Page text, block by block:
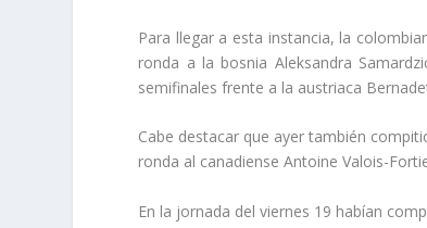
Para llegar a esta instancia, la
ronda a la bosnia Aleksandra
semifinales frente a la austriaca
Cabe destacar que ayer también
ronda al canadiense Antoine Valois-
En la jornada del viernes 19 habían